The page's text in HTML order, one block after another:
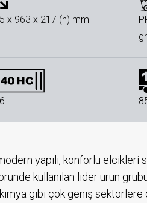
x 963 x 217 (h) mm
gr
yapılı, konforlu elcikleri
kullanılan lider ürün
gibi çok geniş